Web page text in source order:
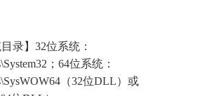
录】32位系统：
；64位系统：
（32位DLL）或